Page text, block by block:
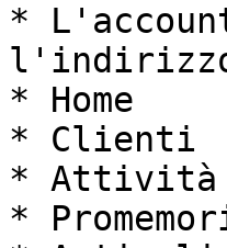
*
* Home
* Clienti
* Attività
*